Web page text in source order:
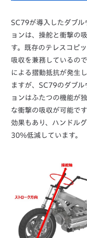
SC79が導入したダブル
ョンは、操舵と衝撃の
す。既存のテレスコピ
吸収を兼務しているの
による摺動抵抗が発生
ますが、SC79のダブル
ョンはふたつの機能が
な衝撃の吸収が可能で
効果もあり、ハンドル
30％低減しています。